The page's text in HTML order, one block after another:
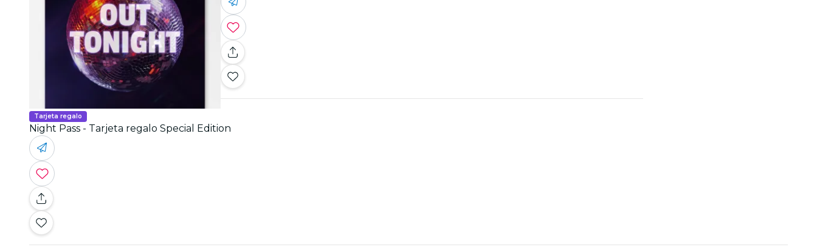
Tarjeta regalo
Night Pass - Tarjeta regalo Special Edition